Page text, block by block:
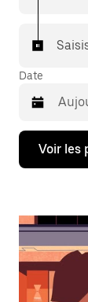
Date
Appuyez
la
bas
ouvrir
le
calendrier
Voir les